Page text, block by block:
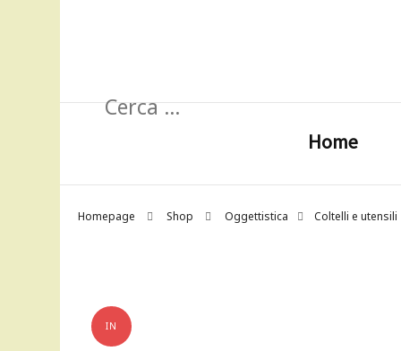
Ricerca
Home
Homepage Shop Oggettistica Coltelli e utensili
IN